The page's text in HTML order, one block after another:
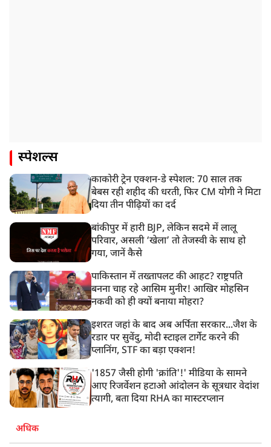
स्पेशल्स
काकोरी ट्रेन एक्शन-डे स्पेशल: 70 साल तक
बेबस रही शहीद की धरती, फिर CM योगी ने मिटा
दिया तीन पीढ़ियों का दर्द
बांकीपुर में हारी BJP, लेकिन सदमे में लालू
परिवार, असली ‘खेला’ तो तेजस्वी के साथ हो
गया, जानें कैसे
पाकिस्तान में तख्तापलट की आहट? राष्ट्रपति
बनना चाह रहे आसिम मुनीर! आखिर मोहसिन
नकवी को ही क्यों बनाया मोहरा?
इशरत जहां के बाद अब अर्पिता सरकार...जैश के
रडार पर सुवेंदु, मोदी स्टाइल टार्गेट करने की
प्लानिंग, STF का बड़ा एक्शन!
'1857 जैसी होगी 'क्रांति'!' मीडिया के सामने
आए रिजर्वेशन हटाओ आंदोलन के सूत्रधार वेदांश
त्यागी, बता दिया RHA का मास्टरप्लान
अधिक